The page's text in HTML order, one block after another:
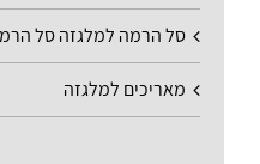
סל הרמה למלגזה סל
מאריכים למלגזה